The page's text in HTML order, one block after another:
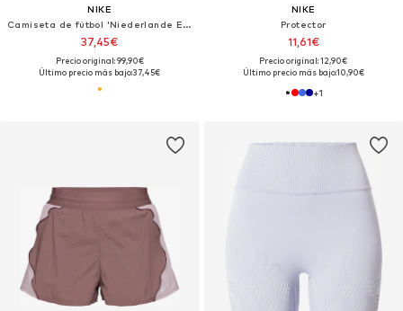
NIKE
Camiseta de fútbol 'Niederlande EM 25'
37,45€
Precio original: 99,90€
Último precio más bajo:37,45€
NIKE
Protector
11,61€
Precio original: 12,90€
Último precio más bajo:10,90€
+1